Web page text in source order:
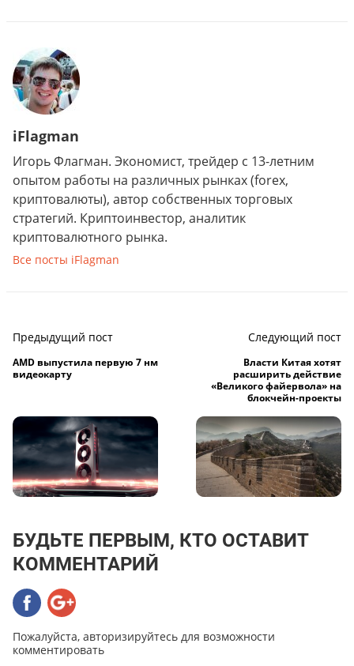
iFlagman
Игорь Флагман. Экономист, трейдер с 13-летним
опытом работы на различных рынках (forex,
криптовалюты), автор собственных торговых
стратегий. Криптоинвестор, аналитик
криптовалютного рынка.
Все посты iFlagman
Предыдущий пост
AMD выпустила первую 7 нм
видеокарту
Следующий пост
Власти Китая хотят
расширить действие
«Великого файервола» на
блокчейн-проекты
БУДЬТЕ ПЕРВЫМ, КТО ОСТАВИТ
КОММЕНТАРИЙ
Пожалуйста, авторизируйтесь для возможности
комментировать